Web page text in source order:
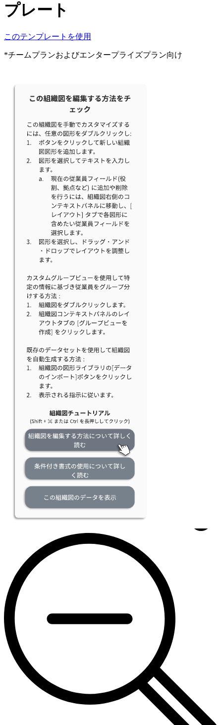
プレート
このテンプレートを使用
*チームプランおよびエンタープライズプラン向け